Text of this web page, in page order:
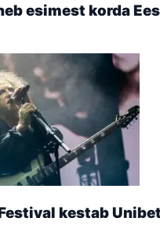
esimest korda
kestab